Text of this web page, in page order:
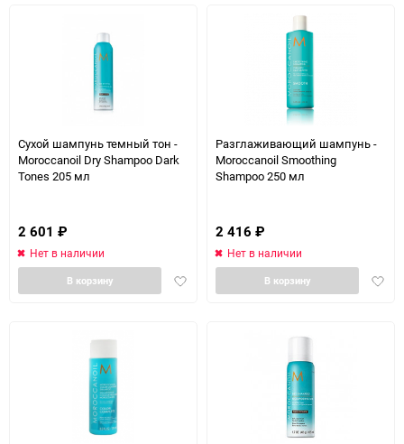
Сухой шампунь темный тон -
Moroccanoil Dry Shampoo Dark
Tones 205 мл
2 601 ₽
Нет в наличии
Добавить
В корзину
Разглаживающий шампунь -
Moroccanoil Smoothing
Shampoo 250 мл
2 416 ₽
Нет в наличии
В корзину